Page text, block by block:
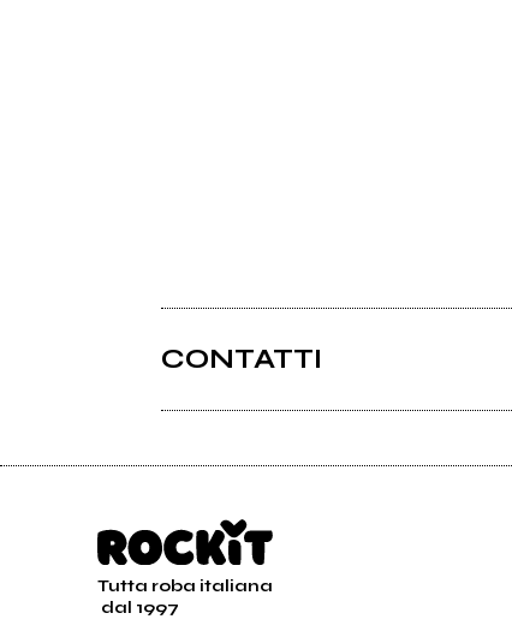
CONTATTI
Tutta roba italiana
dal 1997